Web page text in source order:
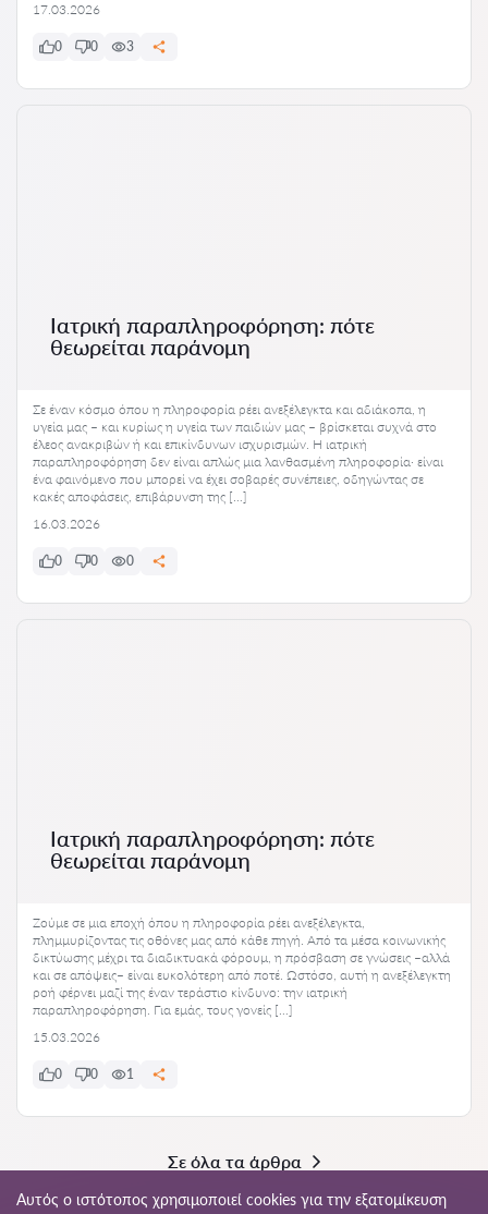
17.03.2026
0 0 3
Ιατρική παραπληροφόρηση: πότε
θεωρείται παράνομη
Σε έναν κόσμο όπου η πληροφορία ρέει ανεξέλεγκτα και αδιάκοπα, η
υγεία μας – και κυρίως η υγεία των παιδιών μας – βρίσκεται συχνά στο
έλεος ανακριβών ή και επικίνδυνων ισχυρισμών. Η ιατρική
παραπληροφόρηση δεν είναι απλώς μια λανθασμένη πληροφορία· είναι
ένα φαινόμενο που μπορεί να έχει σοβαρές συνέπειες, οδηγώντας σε
κακές αποφάσεις, επιβάρυνση της […]
16.03.2026
0 0 0
Ιατρική παραπληροφόρηση: πότε
θεωρείται παράνομη
Ζούμε σε μια εποχή όπου η πληροφορία ρέει ανεξέλεγκτα,
πλημμυρίζοντας τις οθόνες μας από κάθε πηγή. Από τα μέσα κοινωνικής
δικτύωσης μέχρι τα διαδικτυακά φόρουμ, η πρόσβαση σε γνώσεις –αλλά
και σε απόψεις– είναι ευκολότερη από ποτέ. Ωστόσο, αυτή η ανεξέλεγκτη
ροή φέρνει μαζί της έναν τεράστιο κίνδυνο: την ιατρική
παραπληροφόρηση. Για εμάς, τους γονείς […]
15.03.2026
0 0 1
Σε όλα τα άρθρα
Αυτός ο ιστότοπος χρησιμοποιεί cookies για την εξατομίκευση